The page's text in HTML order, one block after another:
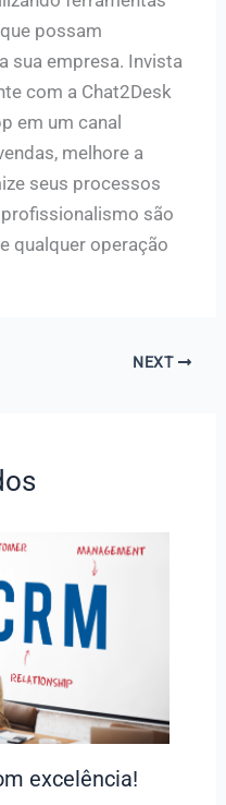
possam
sua empresa. Invista
com a Chat2Desk
em um canal
melhore a
seus processos
são
qualquer operação
NEXT
excelência!